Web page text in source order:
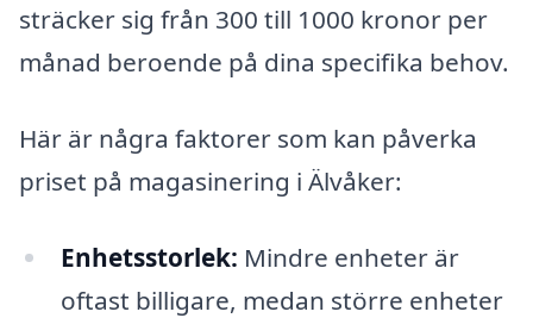
sträcker sig från 300 till 1000 kronor per
månad beroende på dina specifika behov.
Här är några faktorer som kan påverka
priset på magasinering i Älvåker:
Enhetsstorlek: Mindre enheter är
oftast billigare, medan större enheter